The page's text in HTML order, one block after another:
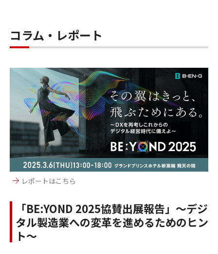
コラム・レポート
レポートはこちら
「BE:YOND 2025協賛出展報告」～デジ
タル製造業への変革を進めるためのヒン
ト～